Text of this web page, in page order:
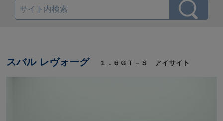
スバル レヴォーグ １．６ＧＴ－Ｓ アイサイト